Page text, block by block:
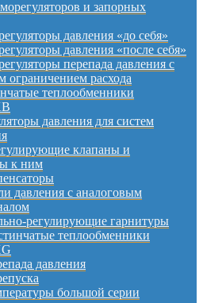
и запорных
давления «до себя»
давления «после себя»
перепада давления с
ограничением расхода
теплообменники
давления для систем
клапаны и
к ним
давления с аналоговым
регулирующие гарнитуры
теплообменники
давления
большой серии